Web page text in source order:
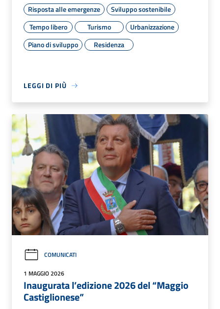
Risposta alle emergenze
Sviluppo sostenibile
Tempo libero
Turismo
Urbanizzazione
Piano di sviluppo
Residenza
LEGGI DI PIÙ
COMUNICATI
1 MAGGIO 2026
Inaugurata l’edizione 2026 del “Maggio
Castiglionese”